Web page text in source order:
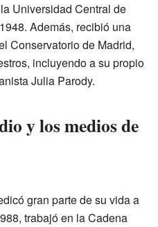
Universidad Central de
Además, recibió una
Conservatorio de Madrid,
incluyendo a su propio
Julia Parody.
y los medios de
gran parte de su vida a
trabajó en la Cadena